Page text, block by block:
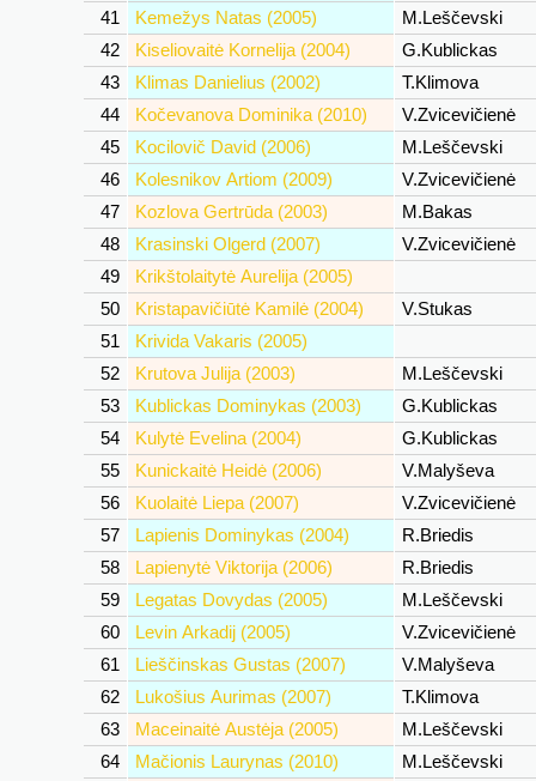
41
Kemežys Natas (2005)
M.Leščevski
42
Kiseliovaitė Kornelija (2004)
G.Kublickas
43
Klimas Danielius (2002)
T.Klimova
44
Kočevanova Dominika (2010)
V.Zvicevičienė
45
Kocilovič David (2006)
M.Leščevski
46
Kolesnikov Artiom (2009)
V.Zvicevičienė
47
Kozlova Gertrūda (2003)
M.Bakas
48
Krasinski Olgerd (2007)
V.Zvicevičienė
49
Krikštolaitytė Aurelija (2005)
50
Kristapavičiūtė Kamilė (2004)
V.Stukas
51
Krivida Vakaris (2005)
52
Krutova Julija (2003)
M.Leščevski
53
Kublickas Dominykas (2003)
G.Kublickas
54
Kulytė Evelina (2004)
G.Kublickas
55
Kunickaitė Heidė (2006)
V.Malyševa
56
Kuolaitė Liepa (2007)
V.Zvicevičienė
57
Lapienis Dominykas (2004)
R.Briedis
58
Lapienytė Viktorija (2006)
R.Briedis
59
Legatas Dovydas (2005)
M.Leščevski
60
Levin Arkadij (2005)
V.Zvicevičienė
61
Lieščinskas Gustas (2007)
V.Malyševa
62
Lukošius Aurimas (2007)
T.Klimova
63
Maceinaitė Austėja (2005)
M.Leščevski
64
Mačionis Laurynas (2010) M.Leščevski